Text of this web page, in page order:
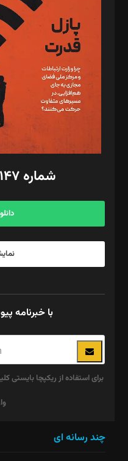
تحریریه‌: مجتبی محمود‌ی، آرش
مصطفی مسجدی آرانی، ابوالفضل
رستمی،مصطفی باستان
ویرایش: نگار استاد‌‌آقا
طراح یونیفرم: مجید توکلی
فیلمبرداری و عکاسی: امیر
گرافیک و صفحه‌آرایی:
مد‌یر توسعه تجاری: کامبیز برید‌
امور مالی: شاپور رهبری، محمد‌
آگهی و مشترکین: ۰۹۱۹۹۹۹۰۴۵۴
شماره ۱۴۷ - مرداد ۱۴۰۵
با خبرنامه
چند رسانه ای